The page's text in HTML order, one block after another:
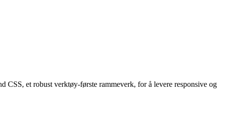
CSS, et robust verktøy-første rammeverk, for å levere responsive og